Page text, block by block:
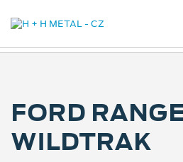
FORD
WILDTRAK